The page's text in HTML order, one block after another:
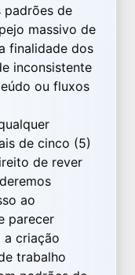
de
massivo de
finalidade dos
inconsistente
ou fluxos
de cinco (5)
de rever
ao
parecer
a criação
trabalho